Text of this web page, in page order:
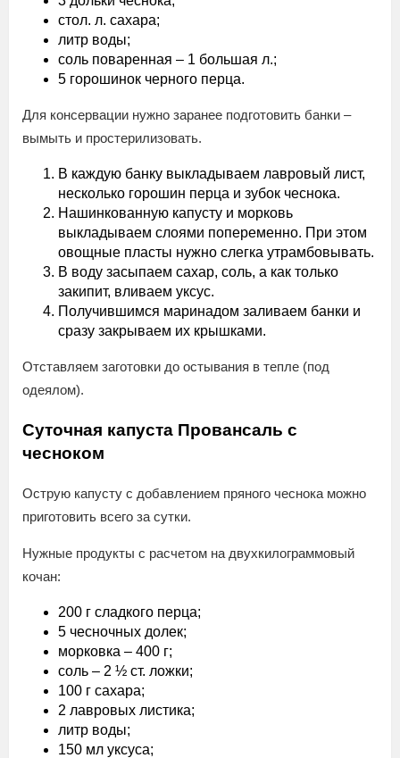
стол. л. сахара;
литр воды;
соль поваренная – 1 большая л.;
5 горошинок черного перца.
Для консервации нужно заранее подготовить банки –
вымыть и простерилизовать.
В каждую банку выкладываем лавровый лист,
несколько горошин перца и зубок чеснока.
Нашинкованную капусту и морковь
выкладываем слоями попеременно. При этом
овощные пласты нужно слегка утрамбовывать.
В воду засыпаем сахар, соль, а как только
закипит, вливаем уксус.
Получившимся маринадом заливаем банки и
сразу закрываем их крышками.
Отставляем заготовки до остывания в тепле (под
одеялом).
Суточная капуста Провансаль с
чесноком
Острую капусту с добавлением пряного чеснока можно
приготовить всего за сутки.
Нужные продукты с расчетом на двухкилограммовый
кочан:
200 г сладкого перца;
5 чесночных долек;
морковка – 400 г;
соль – 2 ½ ст. ложки;
100 г сахара;
2 лавровых листика;
литр воды;
150 мл уксуса;